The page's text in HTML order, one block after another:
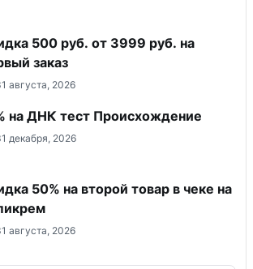
500 руб. от 3999 руб. на
заказ
августа, 2026
на ДНК тест Происхождение
декабря, 2026
50% на второй товар в чеке на
августа, 2026